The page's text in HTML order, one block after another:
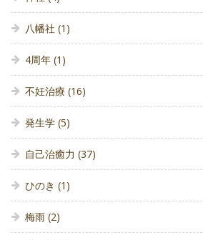
八幡社 (1)
4周年 (1)
不妊治療 (16)
発生学 (5)
自己治癒力 (37)
ひのき (1)
梅雨 (2)